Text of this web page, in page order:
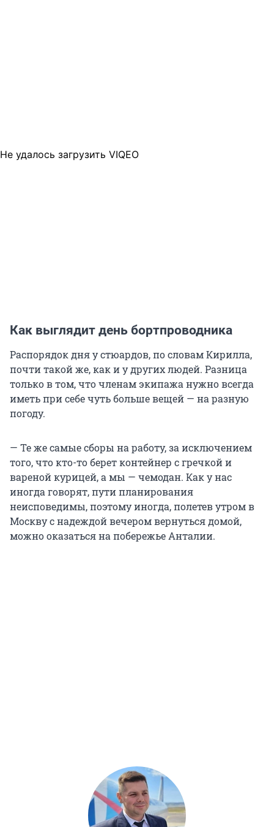
Не удалось загрузить VIQEO
Как выглядит день бортпроводника
Распорядок дня у стюардов, по словам Кирилла,
почти такой же, как и у других людей. Разница
только в том, что членам экипажа нужно всегда
иметь при себе чуть больше вещей — на разную
погоду.
— Те же самые сборы на работу, за исключением
того, что кто-то берет контейнер с гречкой и
вареной курицей, а мы — чемодан. Как у нас
иногда говорят, пути планирования
неисповедимы, поэтому иногда, полетев утром в
Москву с надеждой вечером вернуться домой,
можно оказаться на побережье Анталии.